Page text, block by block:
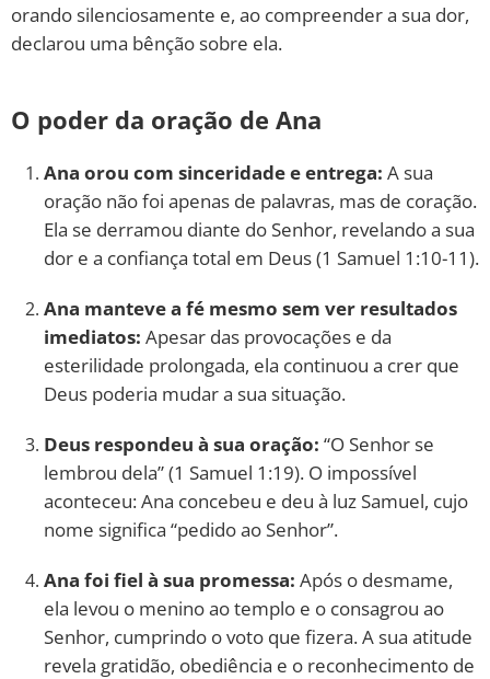
orando silenciosamente e, ao compreender a sua dor,
declarou uma bênção sobre ela.
O poder da oração de Ana
Ana orou com sinceridade e entrega: A sua
oração não foi apenas de palavras, mas de coração.
Ela se derramou diante do Senhor, revelando a sua
dor e a confiança total em Deus (1 Samuel 1:10-11).
Ana manteve a fé mesmo sem ver resultados
imediatos: Apesar das provocações e da
esterilidade prolongada, ela continuou a crer que
Deus poderia mudar a sua situação.
Deus respondeu à sua oração: “O Senhor se
lembrou dela” (1 Samuel 1:19). O impossível
aconteceu: Ana concebeu e deu à luz Samuel, cujo
nome significa “pedido ao Senhor”.
Ana foi fiel à sua promessa: Após o desmame,
ela levou o menino ao templo e o consagrou ao
Senhor, cumprindo o voto que fizera. A sua atitude
revela gratidão, obediência e o reconhecimento de